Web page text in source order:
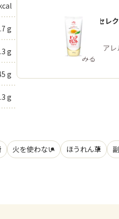
g
g
g
g
「ピュアセレ
ズ」
商品・ア
みる
火を使わない ほうれん草